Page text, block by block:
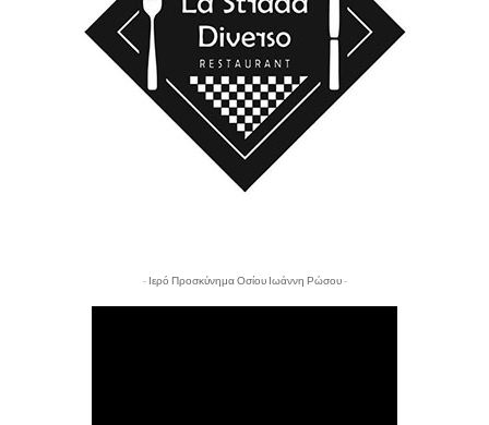
- Ιερό Προσκύνημα Οσίου Ιωάννη Ρώσου -